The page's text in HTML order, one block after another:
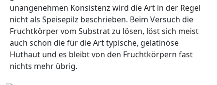
unangenehmen Konsistenz wird die Art in der Regel
nicht als Speisepilz beschrieben. Beim Versuch die
Fruchtkörper vom Substrat zu lösen, löst sich meist
auch schon die für die Art typische, gelatinöse
Huthaut und es bleibt von den Fruchtkörpern fast
nichts mehr übrig.